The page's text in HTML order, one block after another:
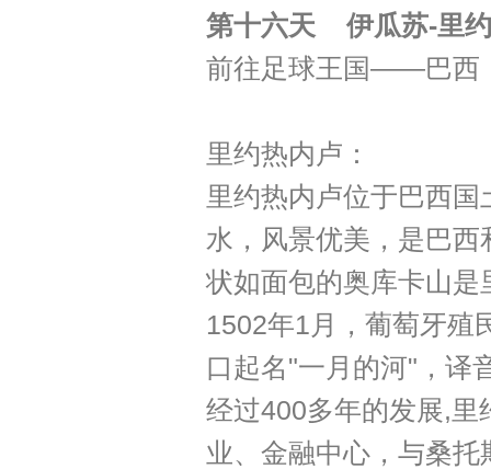
第十六天 伊瓜苏-里
前往足球王国——巴西
里约热内卢：
里约热内卢位于巴西
水，风景优美，是巴
状如面包的奥库卡山
1502年1月，葡萄牙殖
口起名"一月的河"，译
经过400多年的发展,里
业、金融中心，与桑